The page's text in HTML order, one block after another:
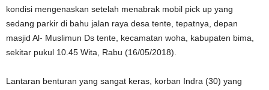
kondisi mengenaskan setelah menabrak mobil pick up yang
sedang parkir di bahu jalan raya desa tente, tepatnya, depan
masjid Al- Muslimun Ds tente, kecamatan woha, kabupaten bima,
sekitar pukul 10.45 Wita, Rabu (16/05/2018).
Lantaran benturan yang sangat keras, korban Indra (30) yang